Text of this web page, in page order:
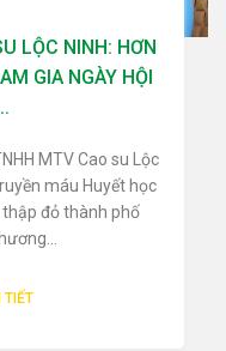
LỘC NINH: HƠN
GIA NGÀY HỘI
MTV Cao su Lộc
máu Huyết học
thập đỏ thành phố
TIẾT